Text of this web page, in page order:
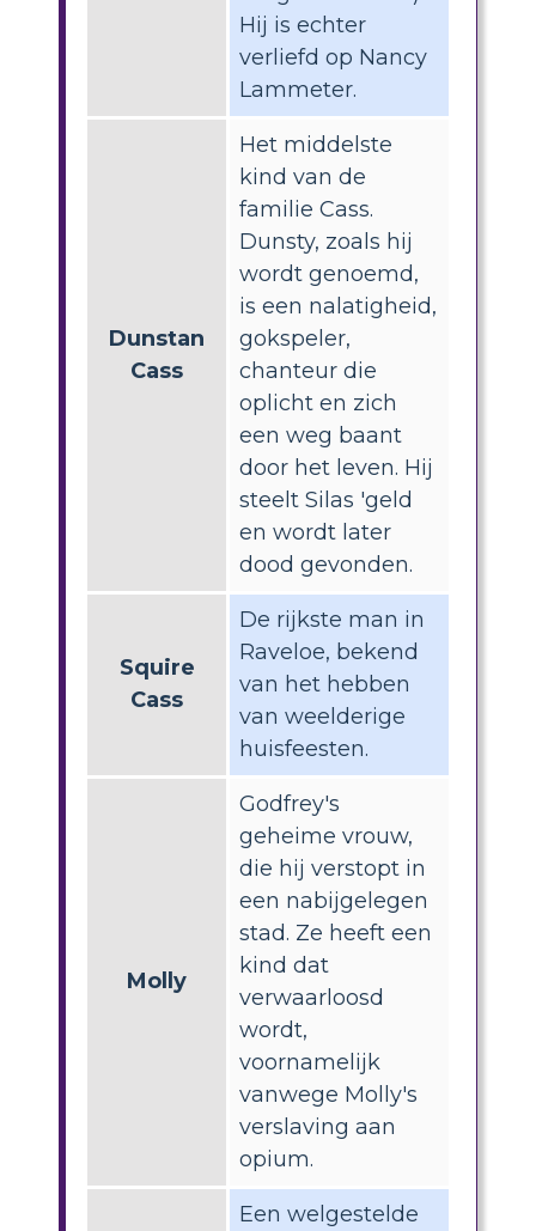
Hij is echter
verliefd op Nancy
Lammeter.
Dunstan
Cass
Het middelste
kind van de
familie Cass.
Dunsty, zoals hij
wordt genoemd,
is een nalatigheid,
gokspeler,
chanteur die
oplicht en zich
een weg baant
door het leven. Hij
steelt Silas 'geld
en wordt later
dood gevonden.
Squire
Cass
De rijkste man in
Raveloe, bekend
van het hebben
van weelderige
huisfeesten.
Molly
Godfrey's
geheime vrouw,
die hij verstopt in
een nabijgelegen
stad. Ze heeft een
kind dat
verwaarloosd
wordt,
voornamelijk
vanwege Molly's
verslaving aan
opium.
Een welgestelde